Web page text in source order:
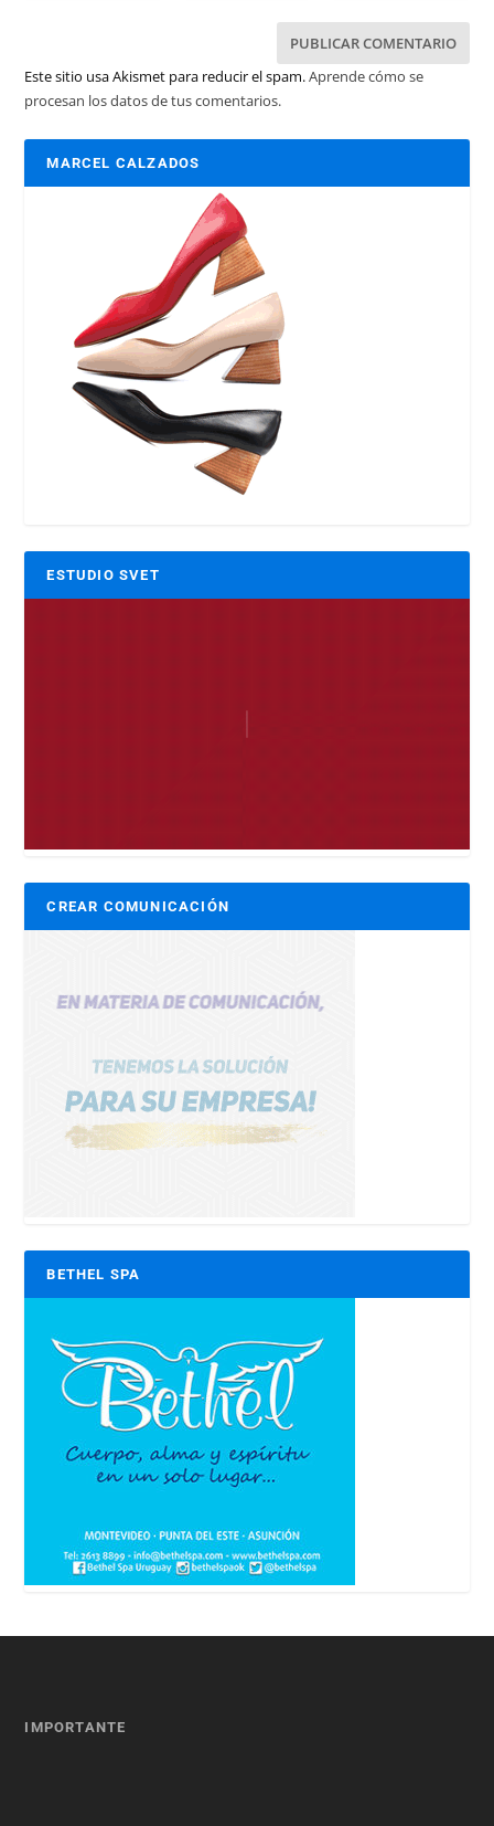
Este sitio usa Akismet para reducir el spam.Aprende cómo se
procesan los datos de tus comentarios.
MARCEL CALZADOS
ESTUDIO SVET
CREAR COMUNICACIÓN
BETHEL SPA
IMPORTANTE